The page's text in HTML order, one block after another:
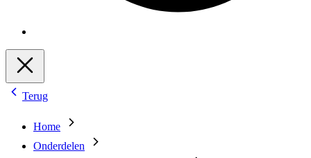
Terug
Home
Onderdelen